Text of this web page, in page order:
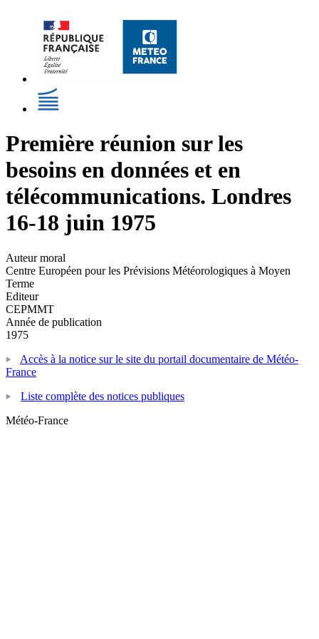
Première réunion sur les
besoins en données et en
télécommunications. Londres
16-18 juin 1975
Auteur moral
Centre Européen pour les Prévisions Météorologiques à Moyen
Terme
Editeur
CEPMMT
Année de publication
1975
Accès à la notice sur le site du portail documentaire de Météo-
France
Liste complète des notices publiques
Météo-France